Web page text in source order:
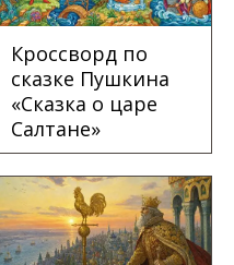
Кроссворд по
сказке Пушкина
«Сказка о царе
Салтане»